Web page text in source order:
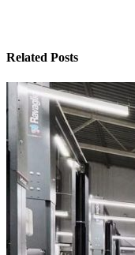
Related Posts